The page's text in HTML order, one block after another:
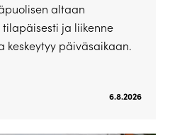
altaan
ja liikenne
päiväsaikaan.
6.8.2026